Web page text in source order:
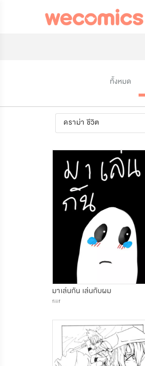
ทั้งหมด
ดราม่า ชีวิต
มาเล่นกัน เล่นกับผม
fiiif